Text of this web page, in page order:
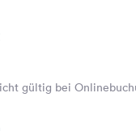
gültig bei